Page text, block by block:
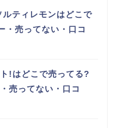
ティレモンはどこで
・売ってない・口コ
!はどこで売ってる?
売ってない・口コ